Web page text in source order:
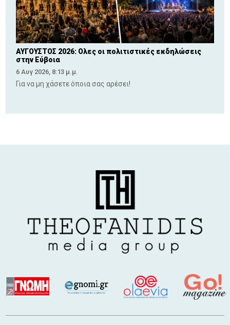
ΑΥΓΟΥΣΤΟΣ 2026: Ολες οι πολιτιστικές εκδηλώσεις
στην Εύβοια
6 Αυγ 2026, 8:13 μ.μ.
Για να μη χάσετε όποια σας αρέσει!